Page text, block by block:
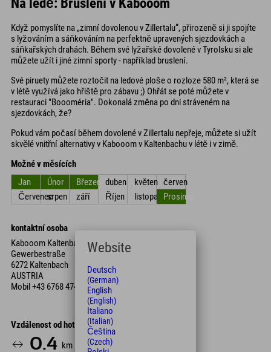
Když pomyslíte na „zimní dovolenou v Zillertalu“, přirozeně si ji spojíte
s lyžováním a sáňkováním na perfektně upravených sjezdovkách a
sáňkařských drahách. Během své lyžařské dovolené v Tyrolsku si ale
můžete užít i jiné zimní sporty - například bruslení.
Své piruety můžete roztočit na ledové ploše o rozloze 580 m², která se
v létě využívá jako hřiště pro zábavu ;) Ohřát se poté můžete v
restauraci "Boooméria". Dokonalá změna po dni stráveném na
sjezdovkách, že?
Pokud vám počasí během dovolené v Zillertalu nepřeje, můžete si užít
skvělé vnitřní alternativy v Kabooom v Kaltenbachu v létě i v zimě.
Možné v měsících
Jan
Únor Březen duben květen červen
Červenecsrpen září Říjen listopad Prosinec
kontaktní osoba
Kabooom Kaltenbach
Gewerbestraße
6272 Kaltenbach
AUSTRIA
Mobil +43 6768 474 647 51
Vzdálenost od hotelu
0.4 km 1 Min.
Website
Deutsch
(German)
English
(English)
Italiano
(Italian)
Čeština
(Czech)